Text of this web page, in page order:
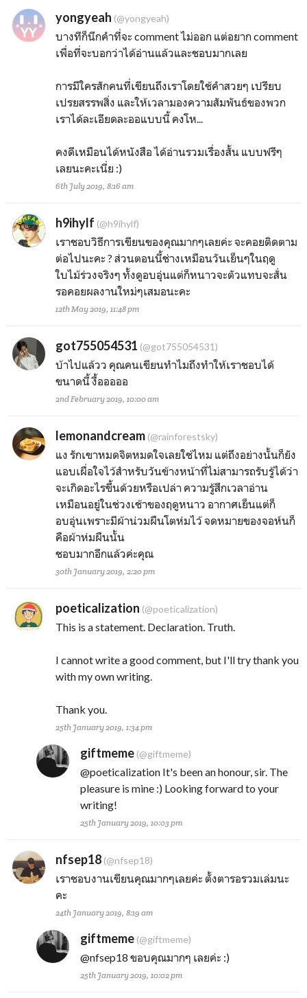
yongyeah (@yongyeah)
บางทีก็นึกคำที่จะ comment ไม่ออก แต่อยาก comment
เพื่อที่จะบอกว่าได้อ่านแล้วและชอบมากเลย
การมีใครสักคนที่เขียนถึงเราโดยใช้คำสวยๆ เปรียบ
เปรยสรรพสิ่ง และให้เวลามองความสัมพันธ์ของพวก
เราได้ละเอียดละออแบบนี้ คงโห...
คงดีเหมือนได้หนังสือ ได้อ่านรวมเรื่องสั้น แบบฟรีๆ
เลยนะคะเนี่ย :)
6th July 2019, 8:16 am
h9ihylf (@h9ihylf)
เราชอบวิธีการเขียนของคุณมากๆเลยค่ะ จะคอยติดตาม
ต่อไปนะคะ ? ส่วนตอนนี้ช่างเหมือนวันเย็นๆในฤดู
ใบไม้ร่วงจริงๆ ทั้งดูอบอุ่นแต่ก็หนาวจะตัวแทบจะสั่น
รอคอยผลงานใหม่ๆเสมอนะคะ
12th May 2019, 11:48 pm
got755054531 (@got755054531)
บ้าไปแล้วว คุณคนเขียนทำไมถึงทำให้เราชอบได้
ขนาดนี้ งื้อออออ
2nd February 2019, 10:00 am
lemonandcream (@rainforestsky)
แง รักเขาหมดจิตหมดใจเลยใช่ไหม แต่ถึงอย่างนั้นก็ยัง
แอบเผื่อใจไว้สำหรับวันข้างหน้าที่ไม่สามารถรับรู้ได้ว่า
จะเกิดอะไรขึ้นด้วยหรือเปล่า ความรู้สึกเวลาอ่าน
เหมือนอยู่ในช่วงเช้าของฤดูหนาว อากาศเย็นแต่ก็
อบอุ่นเพราะมีผ้าน่วมผืนโตห่มไว้ จดหมายของจอห์นก็
คือผ้าห่มผืนนั้น
ชอบมากอีกแล้วค่ะคุณ
30th January 2019, 2:20 pm
poeticalization (@poeticalization)
This is a statement. Declaration. Truth.
I cannot write a good comment, but I'll try thank you
with my own writing.
Thank you.
25th January 2019, 1:34 pm
giftmeme(@giftmeme)
@poeticalizationIt's been an honour, sir. The
pleasure is mine :) Looking forward to your
writing!
25th January 2019, 10:03 pm
nfsep18 (@nfsep18)
เราชอบงานเขียนคุณมากๆเลยค่ะ ตั้งตารอรวมเล่มนะ
คะ
24th January 2019, 8:19 am
giftmeme(@giftmeme)
@nfsep18 ขอบคุณมากๆ เลยค่ะ :)
25th January 2019, 10:02 pm